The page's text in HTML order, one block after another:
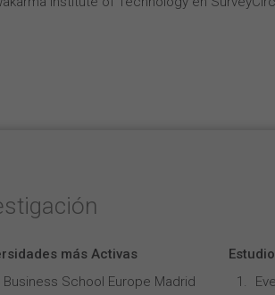
más Activas
Business School Europe Madrid